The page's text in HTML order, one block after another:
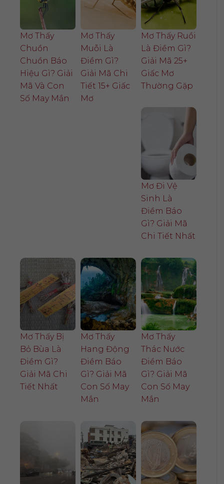
Mơ Thấy
Chuồn
Chuồn Báo
Hiệu Gì? Giải
Mã Và Con
Số May Mắn
Mơ Thấy
Muỗi Là
Điềm Gì?
Giải Mã Chi
Tiết 15+ Giấc
Mơ
Mơ Thấy Ruồi
Là Điềm Gì?
Giải Mã 25+
Giấc Mơ
Thường Gặp
Mơ Đi Vệ
Sinh Là
Điềm Báo
Gì? Giải Mã
Chi Tiết Nhất
Mơ Thấy Bị
Bỏ Bùa Là
Điềm Gì?
Giải Mã Chi
Tiết Nhất
Mơ Thấy
Hang Động
Điềm Báo
Gì? Giải Mã
Con Số May
Mắn
Mơ Thấy
Thác Nước
Điềm Báo
Gì? Giải Mã
Con Số May
Mắn